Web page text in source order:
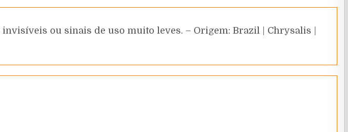
ou sinais de uso muito leves. – Origem: Brazil | Chrysalis |